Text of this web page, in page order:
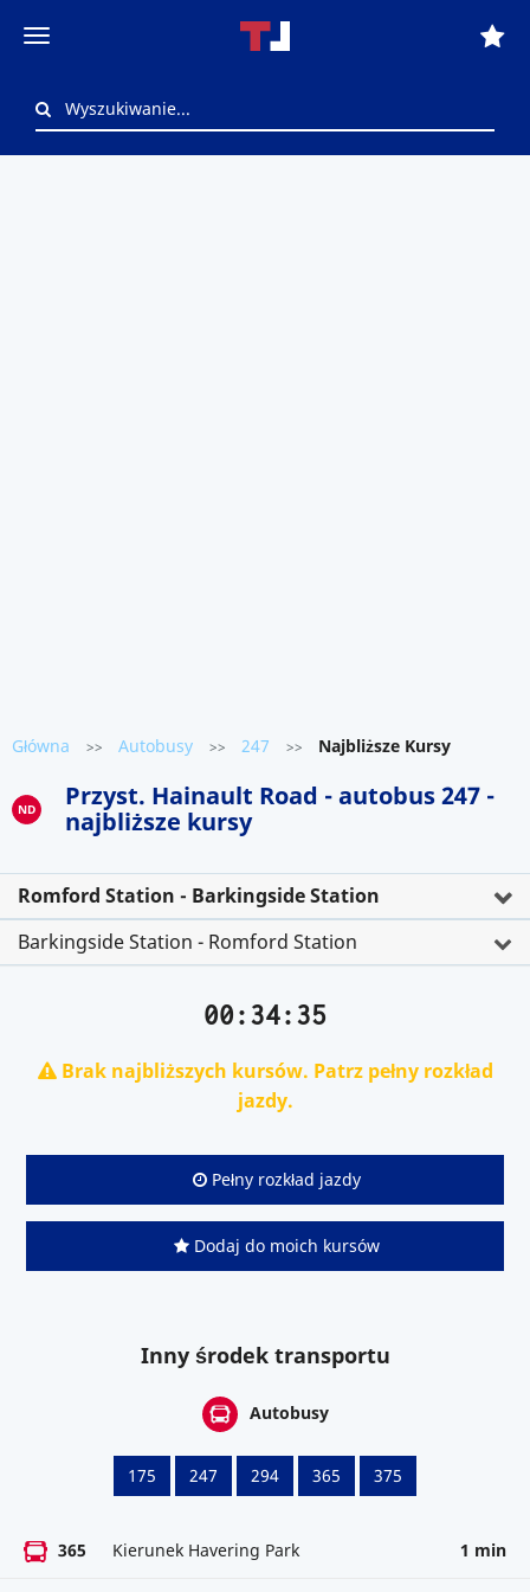
Główna >> Autobusy >> 247 >> Najbliższe Kursy
ND
Przyst. Hainault Road - autobus 247 -
najbliższe kursy
Romford Station - Barkingside Station
Barkingside Station - Romford Station
00:34:35
Brak najbliższych kursów. Patrz pełny rozkład
jazdy.
Pełny rozkład jazdy
Dodaj do moich kursów
Inny środek transportu
Autobusy
175 247 294 365 375
365 Kierunek Havering Park 1 min